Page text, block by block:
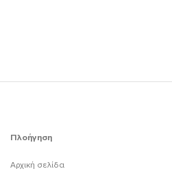
Πλοήγηση
Αρχική σελίδα